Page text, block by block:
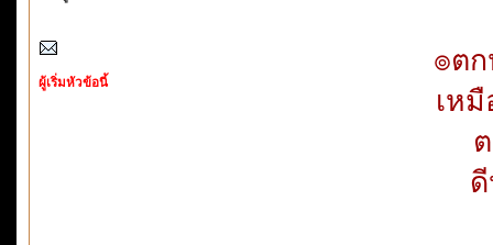
ผู้เริ่มหัวข้อนี้
๏ต
เห